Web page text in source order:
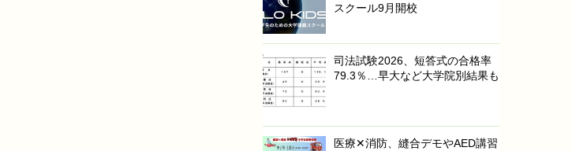
スクール9月開校
司法試験2026、短答式の合格率
79.3％…早大など大学院別結果も
医療✕消防、縫合デモやAED講習